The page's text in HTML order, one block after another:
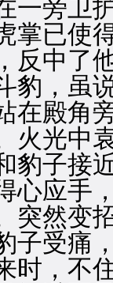
旁卫护
掌已使
反中了
豹，虽
在殿角
火光中
豹子接
心应手
突然变
子受痛
时，不